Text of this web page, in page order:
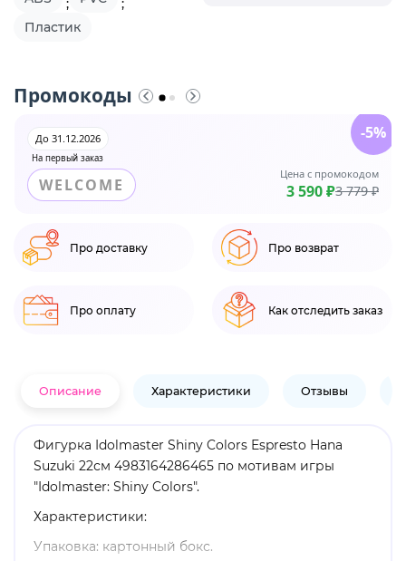
;
;
Пластик
Промокоды
На первый заказ
До 31.12.2026
WELCOME
Цена с промокодом
3 590 ₽3 779 ₽
-5%
Про доставку Про возврат
Про оплату Как отследить заказ
Описание Характеристики Отзывы
Фигурка Idolmaster Shiny Colors Espresto Hana
Suzuki 22см 4983164286465 по мотивам игры
"Idolmaster: Shiny Colors".
Характеристики:
Упаковка: картонный бокс.